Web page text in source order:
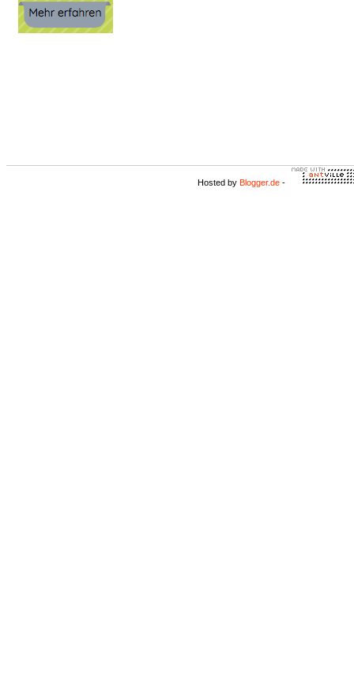
Hosted by Blogger.de -